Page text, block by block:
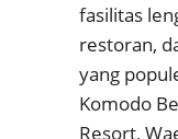
fasilitas
restoran,
yang
Komodo
Resort,